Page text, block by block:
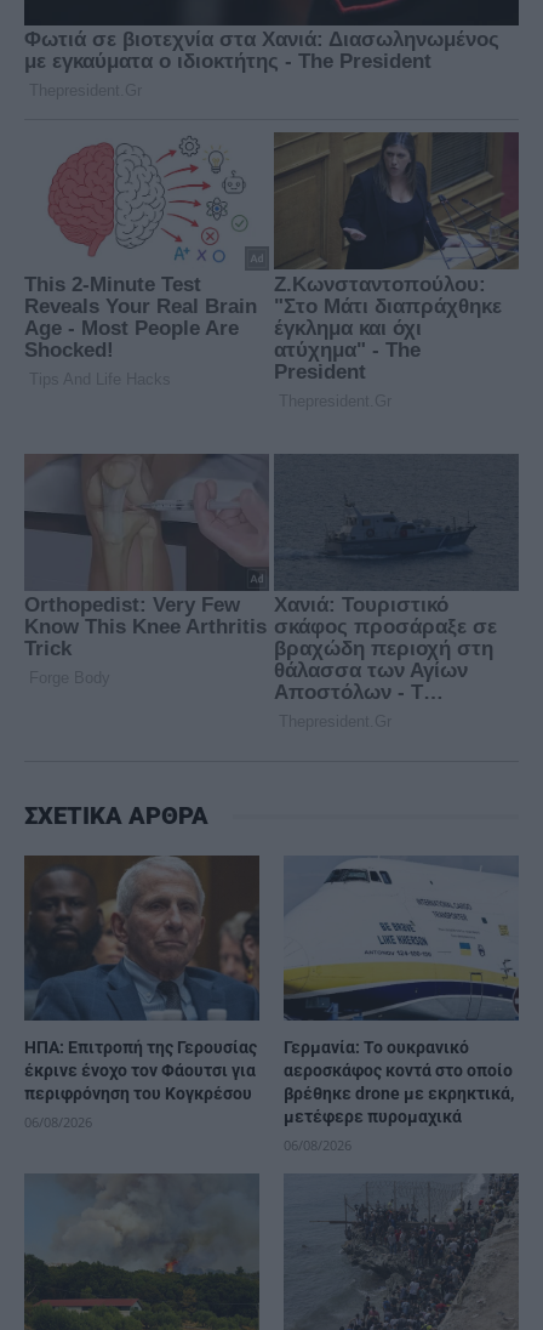
ΣΧΕΤΙΚΑ ΑΡΘΡΑ
ΗΠΑ: Επιτροπή της Γερουσίας
έκρινε ένοχο τον Φάουτσι για
περιφρόνηση του Κογκρέσου
06/08/2026
Γερμανία: Το ουκρανικό
αεροσκάφος κοντά στο οποίο
βρέθηκε drone με εκρηκτικά,
μετέφερε πυρομαχικά
06/08/2026